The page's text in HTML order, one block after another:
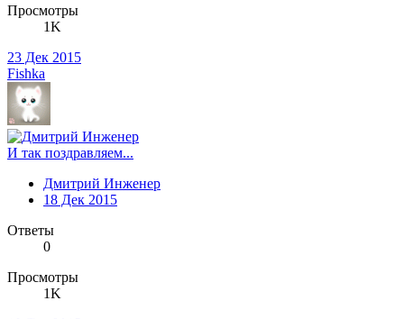
Просмотры
1K
23 Дек 2015
Fishka
И так поздравляем...
Дмитрий Инженер
18 Дек 2015
Ответы
0
Просмотры
1K